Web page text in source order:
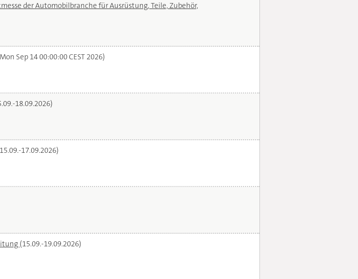
der Automobilbranche für Ausrüstung, Teile, Zubehör,
Sep 14 00:00:00 CEST 2026)
18.09.2026)
17.09.2026)
(15.09.-19.09.2026)